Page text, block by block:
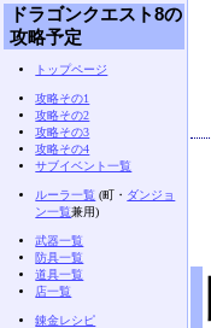
ドラゴンクエスト8の
攻略予定
トップページ
攻略その1
攻略その2
攻略その3
攻略その4
サブイベント一覧
ルーラ一覧 (町・ ダンジョ
ン一覧兼用)
武器一覧
防具一覧
道具一覧
店一覧
錬金レシピ